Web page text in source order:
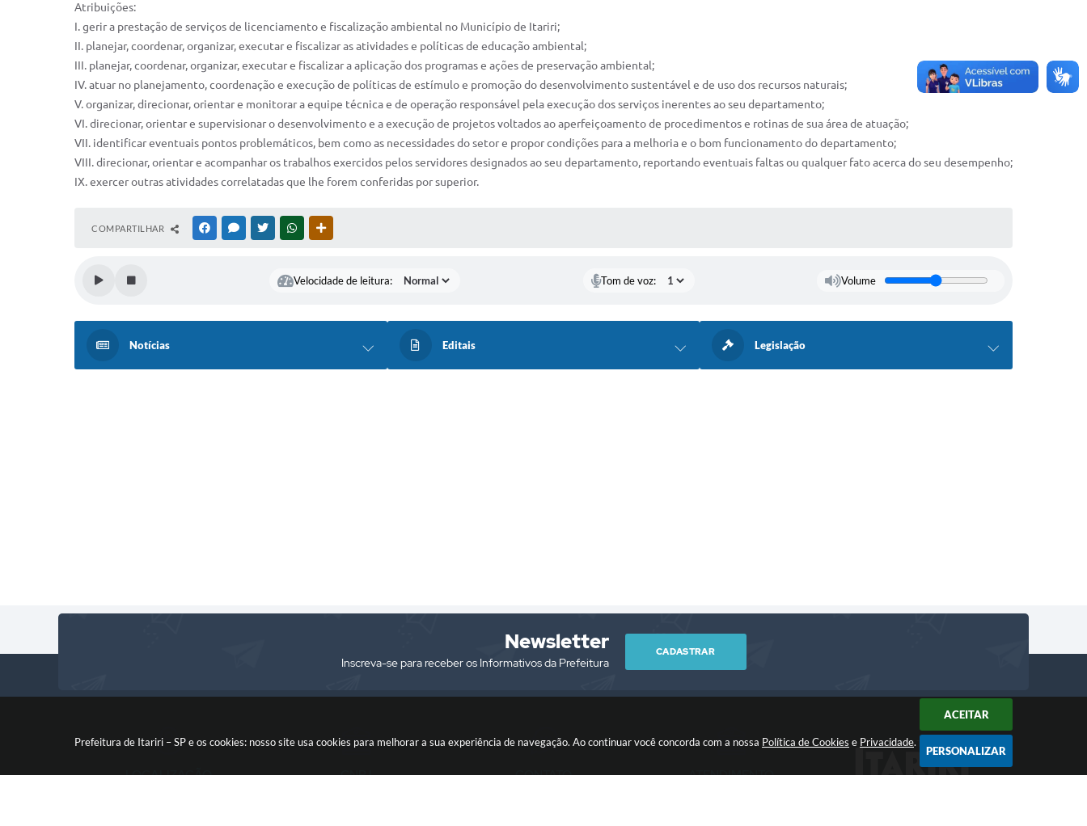
Prefeitura de Itariri – SP e os cookies: nosso site usa cookies para melhorar a sua experiência de navegação. Ao continuar você concorda com a nossa Política de Cookies e Privacidade.
ACEITAR
PERSONALIZAR
Atribuições:
I. gerir a prestação de serviços de licenciamento e fiscalização ambiental no Município de Itariri;
II. planejar, coordenar, organizar, executar e fiscalizar as atividades e políticas de educação ambiental;
III. planejar, coordenar, organizar, executar e fiscalizar a aplicação dos programas e ações de preservação ambiental;
IV. atuar no planejamento, coordenação e execução de políticas de estímulo e promoção do desenvolvimento sustentável e de uso dos recursos naturais;
V. organizar, direcionar, orientar e monitorar a equipe técnica e de operação responsável pela execução dos serviços inerentes ao seu departamento;
VI. direcionar, orientar e supervisionar o desenvolvimento e a execução de projetos voltados ao aperfeiçoamento de procedimentos e rotinas de sua área de atuação;
VII. identificar eventuais pontos problemáticos, bem como as necessidades do setor e propor condições para a melhoria e o bom funcionamento do departamento;
VIII. direcionar, orientar e acompanhar os trabalhos exercidos pelos servidores designados ao seu departamento, reportando eventuais faltas ou qualquer fato acerca do seu desempenho;
IX. exercer outras atividades correlatadas que lhe forem conferidas por superior.
COMPARTILHAR FACEBOOKMESSENGER
TWITTERWHATSAPP
Velocidade de leitura: Tom de voz: Volume
Notícias Editais Legislação
Newsletter
Inscreva-se para receber os Informativos da Prefeitura
CADASTRAR
LOCALIZAÇÃO CNPJ CONTATO ATENDIMENTO